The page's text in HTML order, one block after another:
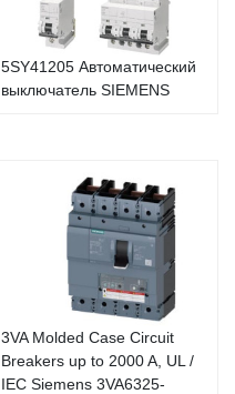
5SY41205 Автоматический
выключатель SIEMENS
3VA Molded Case Circuit
Breakers up to 2000 A, UL /
IEC Siemens 3VA6325-